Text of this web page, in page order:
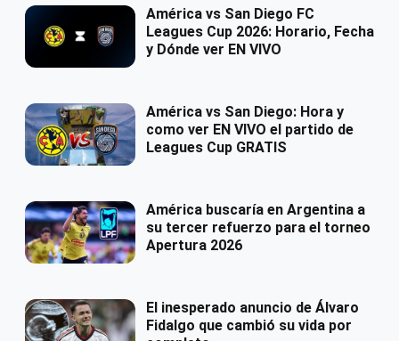
América vs San Diego FC
Leagues Cup 2026: Horario, Fecha
y Dónde ver EN VIVO
América vs San Diego: Hora y
como ver EN VIVO el partido de
Leagues Cup GRATIS
América buscaría en Argentina a
su tercer refuerzo para el torneo
Apertura 2026
El inesperado anuncio de Álvaro
Fidalgo que cambió su vida por